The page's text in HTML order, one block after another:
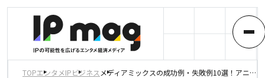
TOPエンタメIPビジネス メディアミックスの成功例・失敗例10選！アニメ・ゲームの具体例を紹介